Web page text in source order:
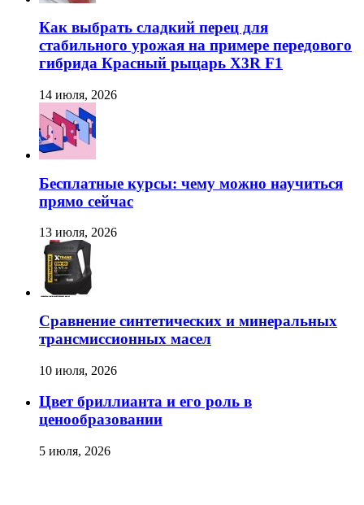
Как выбрать сладкий перец для
стабильного урожая на примере передового
гибрида Красный рыцарь X3R F1
14 июля, 2026
Бесплатные курсы: чему можно научиться
прямо сейчас
13 июля, 2026
Сравнение синтетических и минеральных
трансмиссионных масел
10 июля, 2026
Цвет бриллианта и его роль в
ценообразовании
5 июля, 2026